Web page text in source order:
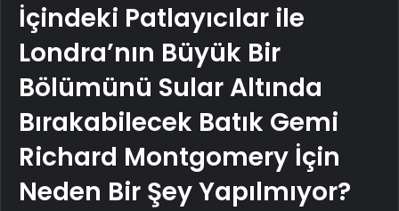
İçindeki Patlayıcılar ile
Londra’nın Büyük Bir
Bölümünü Sular Altında
Bırakabilecek Batık Gemi
Richard Montgomery İçin
Neden Bir Şey Yapılmıyor?